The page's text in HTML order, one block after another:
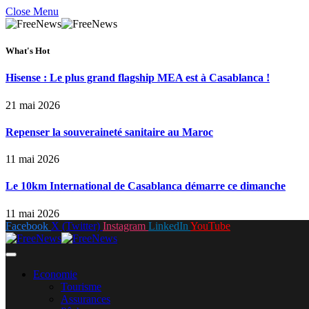
Close Menu
What's Hot
Hisense : Le plus grand flagship MEA est à Casablanca !
21 mai 2026
Repenser la souveraineté sanitaire au Maroc
11 mai 2026
Le 10km International de Casablanca démarre ce dimanche
11 mai 2026
Facebook X (Twitter) Instagram LinkedIn YouTube
Economie
Tourisme
Assurances